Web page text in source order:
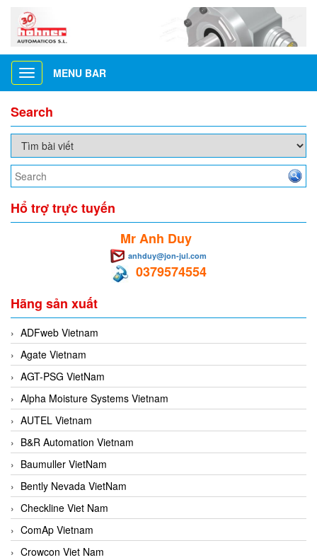
Toggle
navigation
MENU BAR
Search
Hổ trợ trực tuyến
Mr Anh Duy
anhduy@jon-jul.com
0379574554
Hãng sản xuất
ADFweb Vietnam
Agate Vietnam
AGT-PSG VietNam
Alpha Moisture Systems Vietnam
AUTEL Vietnam
B&R Automation Vietnam
Baumuller VietNam
Bently Nevada VietNam
Checkline Viet Nam
ComAp Vietnam
Crowcon Viet Nam